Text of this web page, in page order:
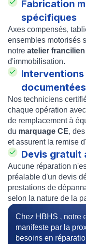
Fabrication
spécifiques
Axes compensés,
ensembles motorisés
notre atelier francilien
d'immobilisation.
documentées
Nos techniciens
chaque opération
de remplacement à
du marquage CE,
et assurent la remise
Devis gratuit
Aucune réparation
préalable d'un devis
prestations de
selon la nature de la
Chez HBHS , notre
manifeste par la
besoins en